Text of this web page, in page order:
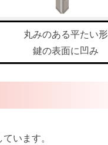
丸みのある平たい形
鍵の表面に凹み
ています。